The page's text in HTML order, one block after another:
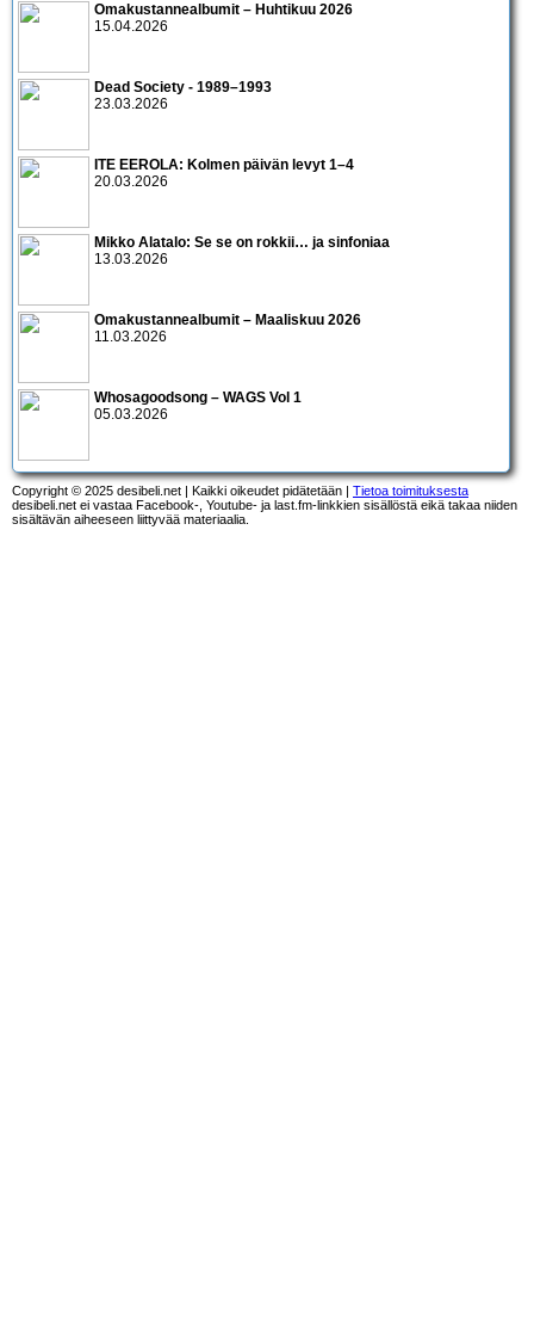
Omakustannealbumit – Huhtikuu 2026
15.04.2026
Dead Society - 1989–1993
23.03.2026
ITE EEROLA: Kolmen päivän levyt 1–4
20.03.2026
Mikko Alatalo: Se se on rokkii… ja sinfoniaa
13.03.2026
Omakustannealbumit – Maaliskuu 2026
11.03.2026
Whosagoodsong – WAGS Vol 1
05.03.2026
Copyright © 2025 desibeli.net | Kaikki oikeudet pidätetään | Tietoa toimituksesta
desibeli.net ei vastaa Facebook-, Youtube- ja last.fm-linkkien sisällöstä eikä takaa niiden
sisältävän aiheeseen liittyvää materiaalia.